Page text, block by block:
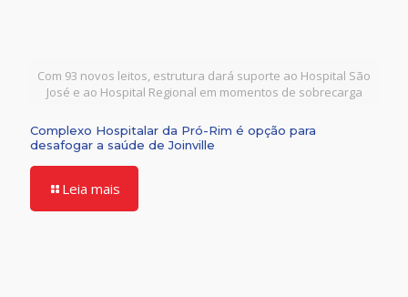
Com 93 novos leitos, estrutura dará suporte ao Hospital São
José e ao Hospital Regional em momentos de sobrecarga
Complexo Hospitalar da Pró-Rim é opção para
desafogar a saúde de Joinville
Leia mais